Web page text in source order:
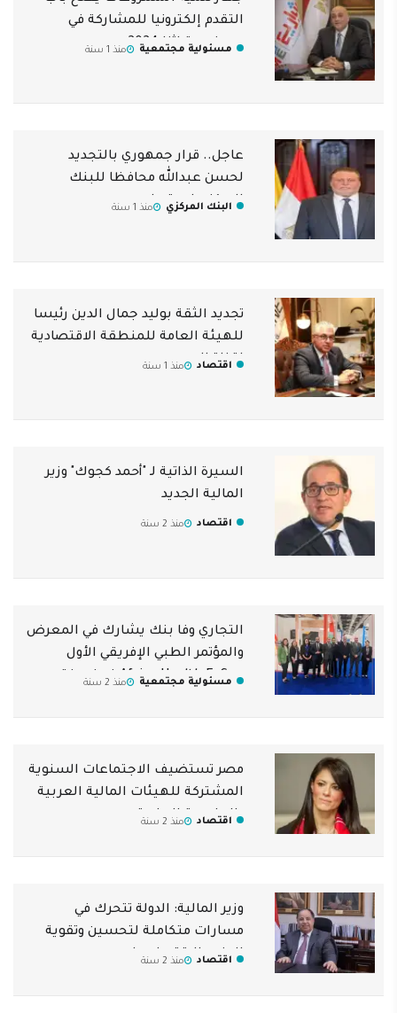
التقدم إلكترونيا للمشاركة في
معرض «تراثنا 2024»
مسئولية مجتمعية منذ 1 سنة
عاجل.. قرار جمهوري بالتجديد
لحسن عبدالله محافظا للبنك
المركزي لمدة عام
البنك المركزي منذ 1 سنة
تجديد الثقة بوليد جمال الدين رئيسا
للهيئة العامة للمنطقة الاقتصادية
لقناة السويس
اقتصاد منذ 1 سنة
السيرة الذاتية لـ "أحمد كجوك" وزير
المالية الجديد
اقتصاد منذ 2 سنة
التجاري وفا بنك يشارك في المعرض
والمؤتمر الطبي الإفريقي الأول
Africa Health ExCon في نسخته
مسئولية مجتمعية منذ 2 سنة
مصر تستضيف الاجتماعات السنوية
المشتركة للهيئات المالية العربية
بالعاصمة الإدارية
اقتصاد منذ 2 سنة
وزير المالية: الدولة تتحرك في
مسارات متكاملة لتحسين وتقوية
الوضع الاقتصادي لمصر
اقتصاد منذ 2 سنة